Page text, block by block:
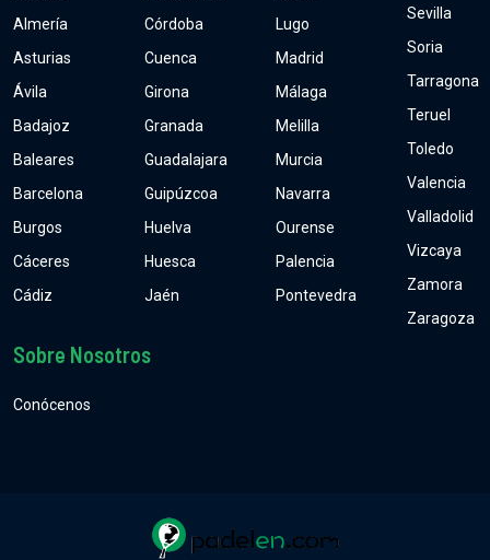
Almería
Asturias
Ávila
Badajoz
Baleares
Barcelona
Burgos
Cáceres
Cádiz
Córdoba
Cuenca
Girona
Granada
Guadalajara
Guipúzcoa
Huelva
Huesca
Jaén
Lugo
Madrid
Málaga
Melilla
Murcia
Navarra
Ourense
Palencia
Pontevedra
Sevilla
Soria
Tarragona
Teruel
Toledo
Valencia
Valladolid
Vizcaya
Zamora
Zaragoza
Sobre Nosotros
Conócenos